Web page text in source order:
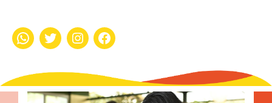
whatsappTwitterInstagramFacebook